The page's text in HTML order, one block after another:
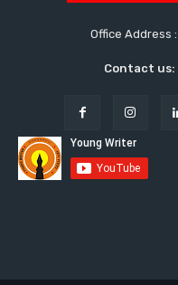
Office Address
Contact us: